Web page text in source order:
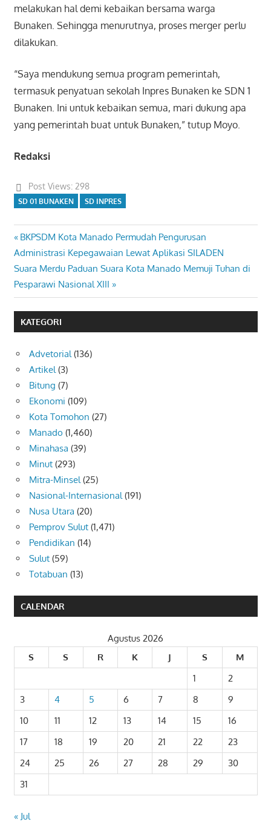
melakukan hal demi kebaikan bersama warga
Bunaken. Sehingga menurutnya, proses merger perlu
dilakukan.
“Saya mendukung semua program pemerintah,
termasuk penyatuan sekolah Inpres Bunaken ke SDN 1
Bunaken. Ini untuk kebaikan semua, mari dukung apa
yang pemerintah buat untuk Bunaken,” tutup Moyo.
Redaksi
Post Views: 298
SD 01 BUNAKEN SD INPRES
Navigasi
pos
Previous
Post:
BKPSDM Kota Manado Permudah Pengurusan
Administrasi Kepegawaian Lewat Aplikasi SILADEN
Next
Post:
Suara Merdu Paduan Suara Kota Manado Memuji Tuhan di
Pesparawi Nasional XIII
KATEGORI
Advetorial (136)
Artikel (3)
Bitung (7)
Ekonomi (109)
Kota Tomohon (27)
Manado (1,460)
Minahasa (39)
Minut (293)
Mitra-Minsel (25)
Nasional-Internasional (191)
Nusa Utara (20)
Pemprov Sulut (1,471)
Pendidikan (14)
Sulut (59)
Totabuan (13)
CALENDAR
Agustus 2026
S
S R K J S
M
1
2
3
4 5 6 7 8
9
10
11 12 13 14 15
16
17
18 19 20 21 22
23
24
25 26 27 28 29
30
31
« Jul